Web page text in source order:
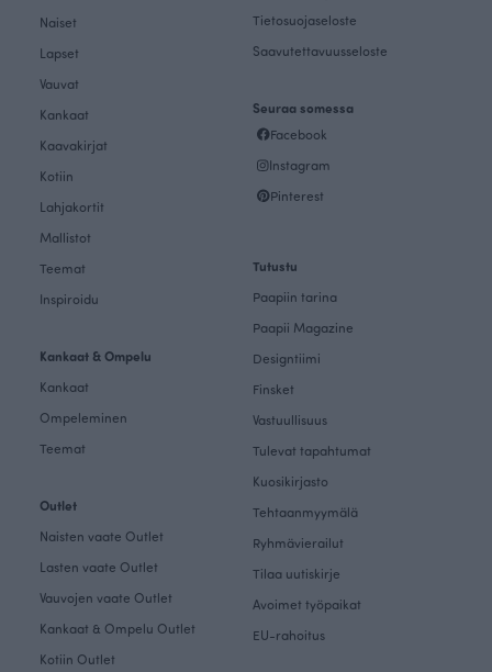
Naiset
Lapset
Vauvat
Kankaat
Kaavakirjat
Kotiin
Lahjakortit
Mallistot
Teemat
Inspiroidu
Kankaat & Ompelu
Kankaat
Ompeleminen
Teemat
Outlet
Naisten vaate Outlet
Lasten vaate Outlet
Vauvojen vaate Outlet
Kankaat & Ompelu Outlet
Kotiin Outlet
Tietosuojaseloste
Saavutettavuusseloste
Seuraa somessa
Facebook
Instagram
Pinterest
Tutustu
Paapiin tarina
Paapii Magazine
Designtiimi
Finsket
Vastuullisuus
Tulevat tapahtumat
Kuosikirjasto
Tehtaanmyymälä
Ryhmävierailut
Tilaa uutiskirje
Avoimet työpaikat
EU-rahoitus